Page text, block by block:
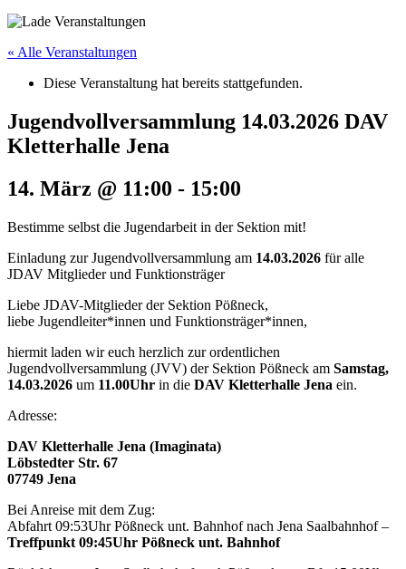
« Alle Veranstaltungen
Diese Veranstaltung hat bereits stattgefunden.
Jugendvollversammlung 14.03.2026 DAV
Kletterhalle Jena
14. März @ 11:00 - 15:00
Bestimme selbst die Jugendarbeit in der Sektion mit!
Einladung zur Jugendvollversammlung am 14.03.2026 für alle
JDAV Mitglieder und Funktionsträger
Liebe JDAV-Mitglieder der Sektion Pößneck,
liebe Jugendleiter*innen und Funktionsträger*innen,
hiermit laden wir euch herzlich zur ordentlichen
Jugendvollversammlung (JVV) der Sektion Pößneck am Samstag,
14.03.2026 um 11.00Uhr in die DAV Kletterhalle Jena ein.
Adresse:
DAV Kletterhalle Jena (Imaginata)
Löbstedter Str. 67
07749 Jena
Bei Anreise mit dem Zug:
Abfahrt 09:53Uhr Pößneck unt. Bahnhof nach Jena Saalbahnhof –
Treffpunkt 09:45Uhr Pößneck unt. Bahnhof